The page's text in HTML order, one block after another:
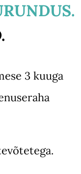
3 kuuga